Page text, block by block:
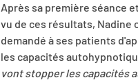
Après sa première séance
vu de ces résultats, Nadine
demandé à ses patients
les capacités
vont stopper les capacités